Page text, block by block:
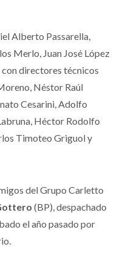
Alberto Passarella,
Merlo, Juan José López
directores técnicos
Néstor Raúl
Cesarini, Adolfo
Héctor Rodolfo
Timoteo Griguol y
del Grupo Carletto
(BP), despachado
el año pasado por